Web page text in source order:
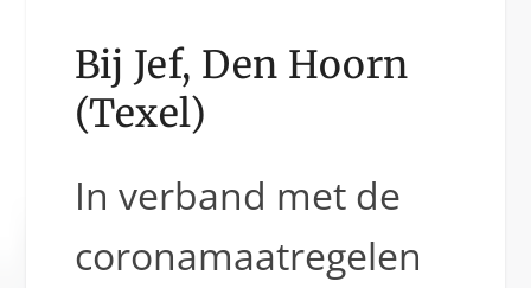
Bij Jef, Den Hoorn
(Texel)
In verband met de
coronamaatregelen